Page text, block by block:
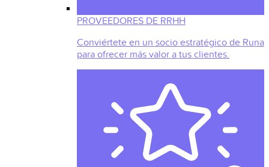
PROVEEDORES DE RRHH
Conviértete en un socio estratégico de Runa
para ofrecer más valor a tus clientes.